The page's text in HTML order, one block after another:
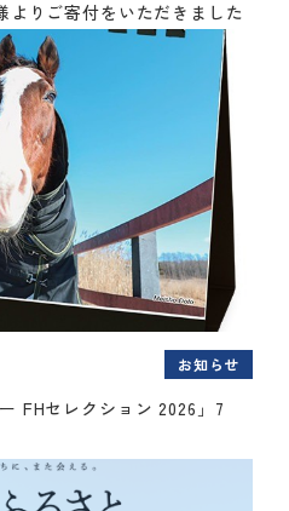
りご寄付をいただきました
お知らせ
FHセレクション 2026」7